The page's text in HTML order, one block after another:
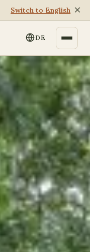
Switch to English ×
DE